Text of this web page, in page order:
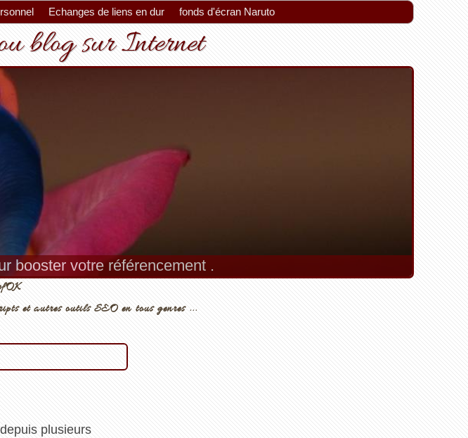
Echanges de liens en dur fonds d'écran Naruto
blog sur Internet
booster votre référencement .
et autres outils SEO en tous genres ...
plusieurs